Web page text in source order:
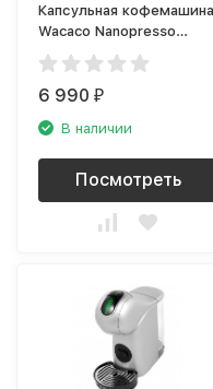
Капсульная кофемашина
Wacaco Nanopresso
WCCLVRD
6 990₽
В наличии
Посмотреть